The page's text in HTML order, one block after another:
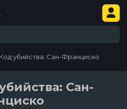
убийства: Сан-Франциско
Сан-